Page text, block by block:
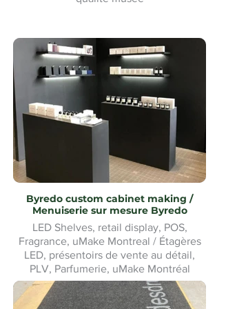
Byredo custom cabinet making /
Menuiserie sur mesure Byredo
LED Shelves, retail display, POS,
Fragrance, uMake Montreal / Étagères
LED, présentoirs de vente au détail,
PLV, Parfumerie, uMake Montréal